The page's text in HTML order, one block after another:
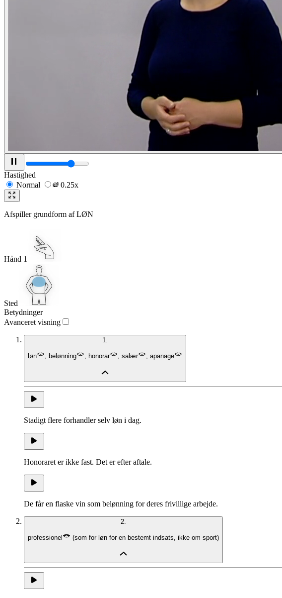
Hastighed
Normal
0.25x
Afspiller grundform afLØN
Hånd 1
Sted
Betydninger
Avanceret visning
1.
løn , belønning , honorar , salær , apanage
Stadigt flere forhandler selv løn i dag.
Honoraret er ikke fast. Det er efter aftale.
De får en flaske vin som belønning for deres frivillige arbejde.
2.
professionel (som for løn for en bestemt indsats, ikke om sport)